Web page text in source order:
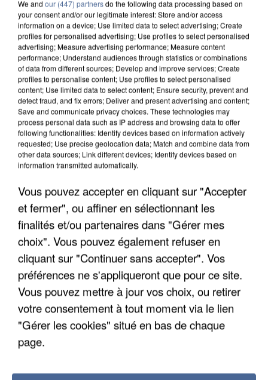
APRÈS TOUTES CES CANICULES, LES REFUGES
We and our (447) partnersdo the following data processing based on
your consent and/or our legitimate interest: Store and/or access
information on a device; Use limited data to select advertising; Create
profiles for personalised advertising; Use profiles to select personalised
advertising; Measure advertising performance; Measure content
performance; Understand audiences through statistics or combinations
of data from different sources; Develop and improve services; Create
profiles to personalise content; Use profiles to select personalised
content; Use limited data to select content; Ensure security, prevent and
detect fraud, and fix errors; Deliver and present advertising and content;
Save and communicate privacy choices. These technologies may
process personal data such as IP address and browsing data to offer
following functionalities: Identify devices based on information actively
requested; Use precise geolocation data; Match and combine data from
other data sources; Link different devices; Identify devices based on
information transmitted automatically.
Vous pouvez accepter en cliquant sur "Accepter
et fermer", ou affiner en sélectionnant les
finalités et/ou partenaires dans "Gérer mes
choix". Vous pouvez également refuser en
cliquant sur "Continuer sans accepter". Vos
préférences ne s'appliqueront que pour ce site.
Vous pouvez mettre à jour vos choix, ou retirer
votre consentement à tout moment via le lien
"Gérer les cookies" situé en bas de chaque
page.